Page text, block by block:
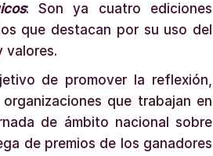
: Son ya cuatro ediciones
que destacan por su uso del
valores.
de promover la reflexión,
que trabajan en
de ámbito nacional sobre
de premios de los ganadores